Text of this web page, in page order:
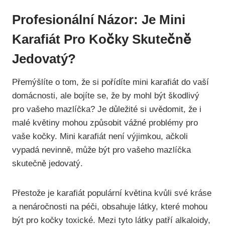
Profesionální Názor: Je Mini
Karafiát Pro Kočky Skutečně
Jedovatý?
Přemýšlíte o tom, že si pořídíte mini karafiát do vaší
domácnosti, ale bojíte se, že by mohl být škodlivý
pro vašeho mazlíčka? Je důležité si uvědomit, že i
malé květiny mohou způsobit vážné problémy pro
vaše kočky. Mini karafiát není výjimkou, ačkoli
vypadá nevinně, může být pro vašeho mazlíčka
skutečně jedovatý.
Přestože je karafiát populární květina kvůli své kráse
a nenáročnosti na péči, obsahuje látky, které mohou
být pro kočky toxické. Mezi tyto látky patří alkaloidy,